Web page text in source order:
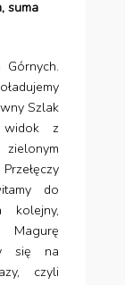
suma
Szlak
widok z
do
kolejny,
się na
czyli